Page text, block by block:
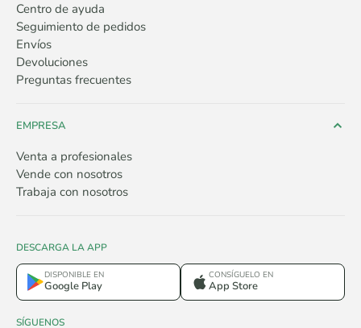
Centro de ayuda
Seguimiento de pedidos
Envíos
Devoluciones
Preguntas frecuentes
EMPRESA
Venta a profesionales
Vende con nosotros
Trabaja con nosotros
DESCARGA LA APP
DISPONIBLE EN
Google Play
CONSÍGUELO EN
App Store
SÍGUENOS